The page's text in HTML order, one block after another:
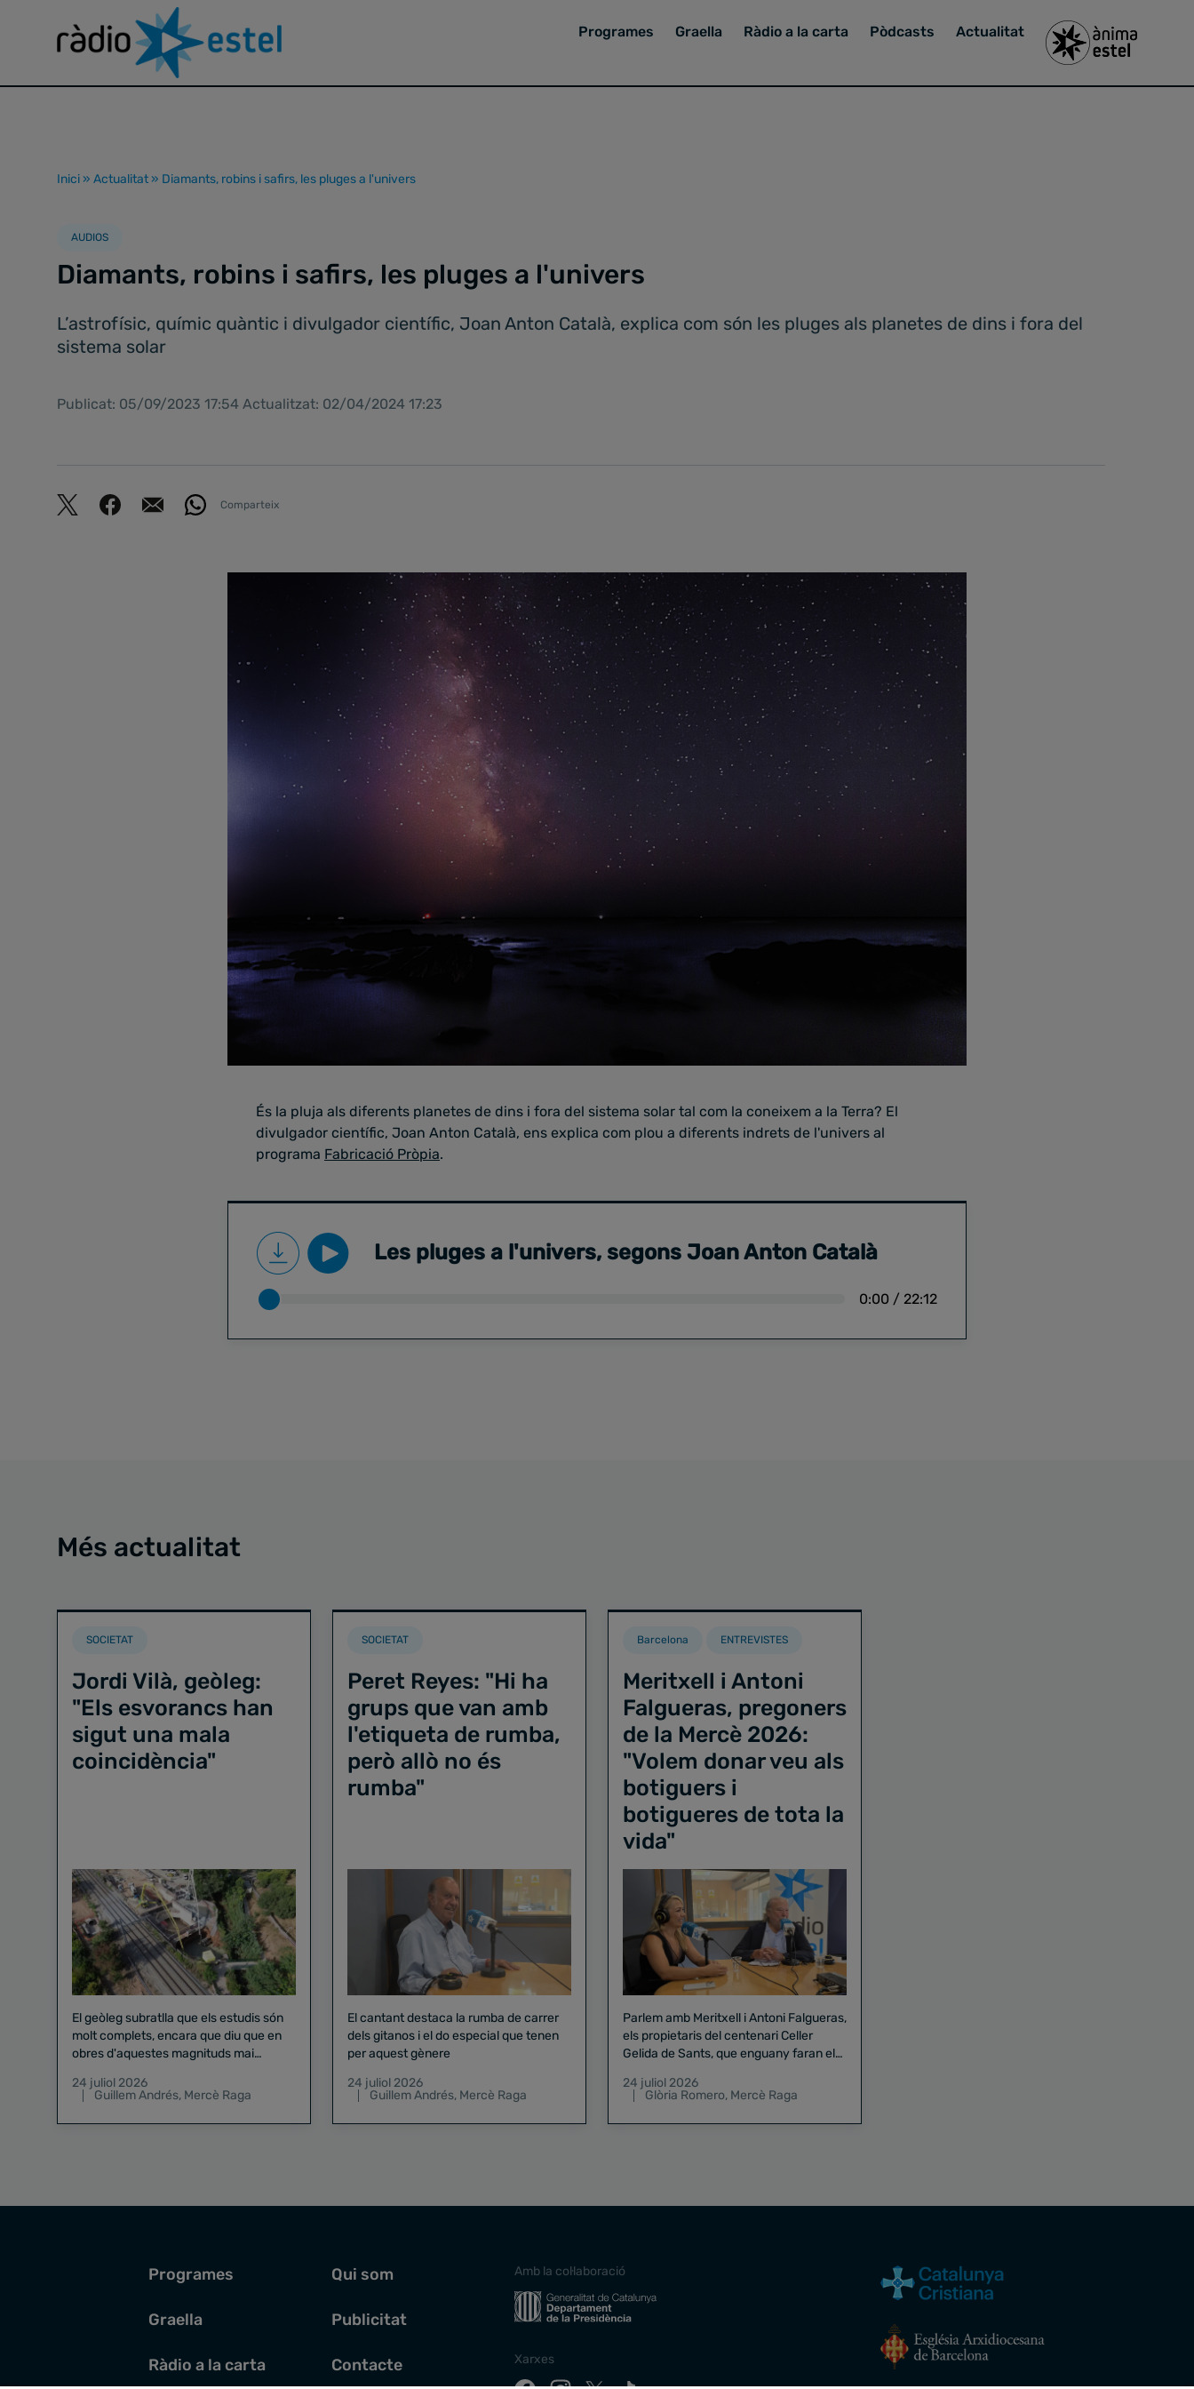
Programes Graella Ràdio a la carta Pòdcasts Actualitat
Inici » Actualitat » Diamants, robins i safirs, les pluges a l'univers
AUDIOS
Diamants, robins i safirs, les pluges a l'univers
L’astrofísic, químic quàntic i divulgador científic, Joan Anton Català, explica com són les pluges als planetes de dins i fora del
sistema solar
Publicat: 05/09/2023 17:54 Actualitzat: 02/04/2024 17:23
Comparteix
És la pluja als diferents planetes de dins i fora del sistema solar tal com la coneixem a la Terra? El
divulgador científic, Joan Anton Català, ens explica com plou a diferents indrets de l'univers al
programa Fabricació Pròpia.
Les pluges a l'univers, segons Joan Anton Català
0:00 / 22:12
Més actualitat
SOCIETAT
Jordi Vilà, geòleg:
"Els esvorancs han
sigut una mala
coincidència"
El geòleg subratlla que els estudis són
molt complets, encara que diu que en
obres d'aquestes magnituds mai
24 juliol 2026
Guillem Andrés, Mercè Raga
SOCIETAT
Peret Reyes: "Hi ha
grups que van amb
l'etiqueta de rumba,
però allò no és
rumba"
El cantant destaca la rumba de carrer
dels gitanos i el do especial que tenen
per aquest gènere
24 juliol 2026
Guillem Andrés, Mercè Raga
Barcelona ENTREVISTES
Meritxell i Antoni
Falgueras, pregoners
de la Mercè 2026:
"Volem donar veu als
botiguers i
botigueres de tota la
vida"
Parlem amb Meritxell i Antoni Falgueras,
els propietaris del centenari Celler
Gelida de Sants, que enguany faran el
24 juliol 2026
Glòria Romero, Mercè Raga
Programes
Graella
Ràdio a la carta
Qui som
Publicitat
Contacte
Amb la col·laboració
Xarxes